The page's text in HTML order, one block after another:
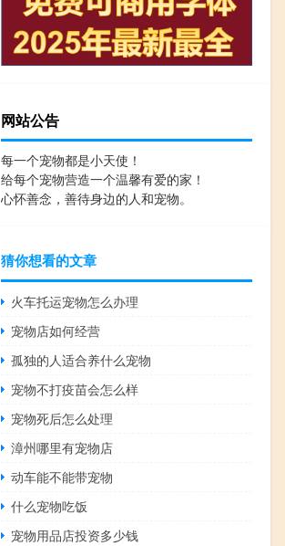
网站公告
每一个宠物都是小天使！
给每个宠物营造一个温馨有爱的家！
心怀善念，善待身边的人和宠物。
猜你想看的文章
火车托运宠物怎么办理
宠物店如何经营
孤独的人适合养什么宠物
宠物不打疫苗会怎么样
宠物死后怎么处理
漳州哪里有宠物店
动车能不能带宠物
什么宠物吃饭
宠物用品店投资多少钱